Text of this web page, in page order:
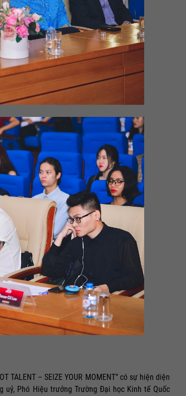
TALENT – SEIZE YOUR MOMENT” có sự hiện diện
uỷ, Phó Hiệu trưởng Trường Đại học Kinh tế Quốc